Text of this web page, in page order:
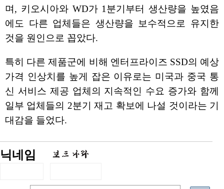
며, 키오시아와 WD가 1분기부터 생산량을 높였음
에도 다른 업체들은 생산량을 보수적으로 유지한
것을 원인으로 꼽았다.
특히 다른 제품군에 비해 엔터프라이즈 SSD의 예상
가격 인상치를 높게 잡은 이유로는 미국과 중국 통
신 서비스 제공 업체의 지속적인 수요 증가와 함께
일부 업체들의 2분기 재고 확보에 나설 것이라는 기
대감을 들었다.
닉네임